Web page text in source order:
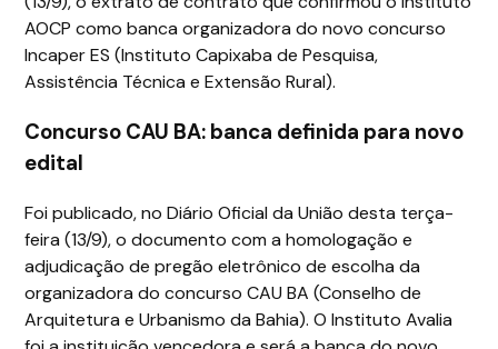
AOCP como banca organizadora do novo concurso
Incaper ES (Instituto Capixaba de Pesquisa,
Assistência Técnica e Extensão Rural).
Concurso CAU BA: banca definida para novo
edital
Foi publicado, no Diário Oficial da União desta terça-
feira (13/9), o documento com a homologação e
adjudicação de pregão eletrônico de escolha da
organizadora do concurso CAU BA (Conselho de
Arquitetura e Urbanismo da Bahia). O Instituto Avalia